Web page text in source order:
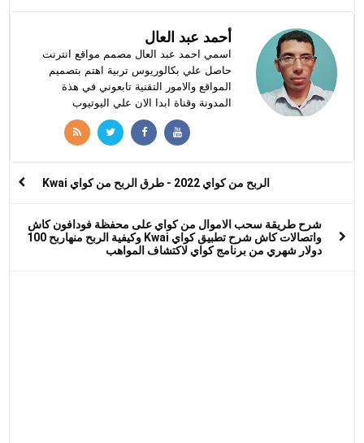
أحمد عبد العال
اسمي احمد عبد العال مصمم مواقع انترنت
حاصل علي بكالوريوس تربية اهتم بتصميم
المواقع والامور التقنية تابعوني في هذة
المدونة وقناة ابدا الان علي اليوتيوب
الربح من كواي 2022 - طرق الربح من كواي Kwai
شرح طريقة سحب الاموال من كواي على محفظة فودافون كاش
واتصالات كاش شرح تطبيق كواي Kwai وكيفية الربح منهاربح 100
دولار شهري من برنامج كواي لاكتشاف المواهب